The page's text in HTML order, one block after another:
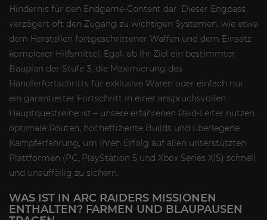
Hindernis für den Endgame-Content dar. Dieser Engpass
verzögert oft den Zugang zu wichtigen Systemen, wie etwa
dem Herstellen fortgeschrittener Waffen und dem Einsatz
komplexer Hilfsmittel. Egal, ob Ihr Ziel ein bestimmter
Bauplan der Stufe 3, die Maximierung des
Händlerfortschritts für exklusive Waren oder einfach nur
ein garantierter Fortschritt in einer anspruchsvollen
Hauptquestreihe ist – unsere erfahrenen Raid-Leiter nutzen
optimale Routen, hocheffiziente Builds und überlegene
Kampferfahrung, um Ihren Erfolg auf allen unterstützten
Plattformen (PC, PlayStation 5 und Xbox Series X|S) schnell
und unauffällig zu sichern.
WAS IST IN ARC RAIDERS MISSIONEN
ENTHALTEN? FARMEN UND BLAUPAUSEN